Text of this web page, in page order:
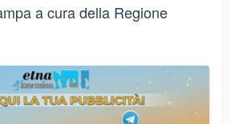
a cura della Regione